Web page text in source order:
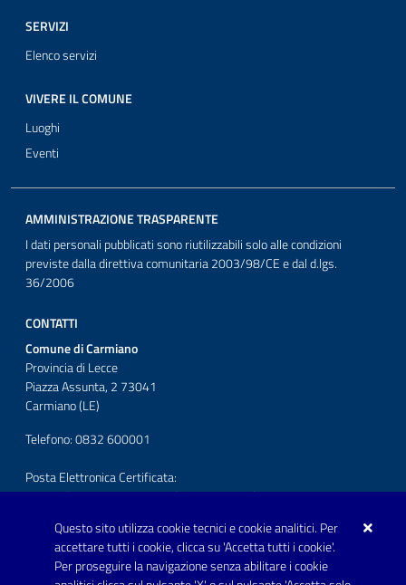
Questo sito utilizza cookie tecnici e cookie analitici. Per
accettare tutti i cookie, clicca su 'Accetta tutti i cookie'.
Per proseguire la navigazione senza abilitare i cookie
SERVIZI
Elenco servizi
VIVERE IL COMUNE
Luoghi
Eventi
AMMINISTRAZIONE TRASPARENTE
I dati personali pubblicati sono riutilizzabili solo alle condizioni
previste dalla direttiva comunitaria 2003/98/CE e dal d.lgs.
36/2006
CONTATTI
Comune di Carmiano
Provincia di Lecce
Piazza Assunta, 2 73041
Carmiano (LE)
Telefono: 0832 600001
Posta Elettronica Certificata:
protocollo.comunecarmiano@pec.rupar.puglia.it
URP - Ufficio Relazioni con il Pubblico
SEGUICI SU